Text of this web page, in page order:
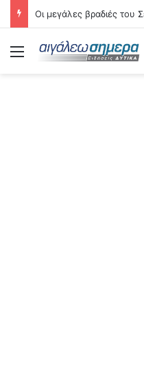
Menu